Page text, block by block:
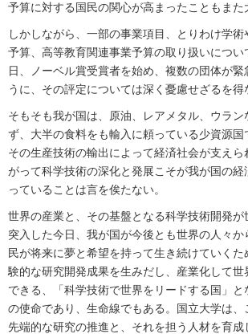
予算に対する国民の関心が高まったこともまた
しかしながら、一部の事業項目、とりわけ学
予算、高等教育関連事業予算の取り扱いにつ
日、ノーベル賞受賞者を始め、複数の団体が緊
うに、その評定については深く憂慮せざるを得
そもそも我が国は、原油、レアメタル、ウラン
ず、大半の食料をも輸入に頼っている少資源
その生産技術の輸出によって経済社会が支えら
がって科学技術の深化と発展こそが我が国の経
っていることは言を俟たない。
世界の産業と、その基盤となる科学技術開発が
突入した今日、我が国が今後とも世界の人々か
民が将来に夢と希望を持って生き続けていく
験的な研究開発成果を生みだし、産業化して世
できる、「科学技術で世界をリードする国」と
の使命であり、生命線でもある。国立大学は
先端的な研究の推進と、それを担う人材を育成